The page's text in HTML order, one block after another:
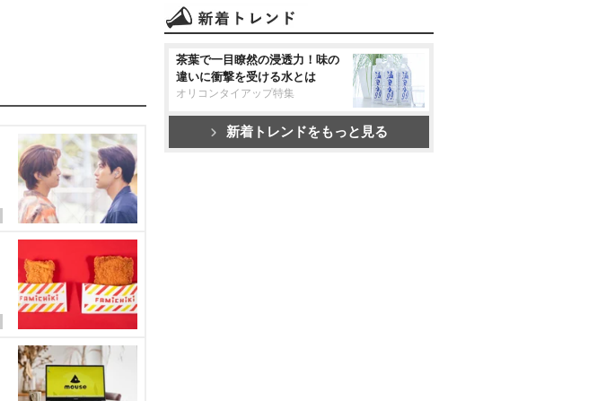
茶葉で一目瞭然の浸透力！味の
違いに衝撃を受ける水とは
オリコンタイアップ特集
新着トレンドをもっと見る